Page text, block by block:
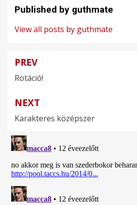
Published by guthmate
View all posts by guthmate
Bejegyzés
navigáció
PREV
Rotáció!
NEXT
Karakteres középszer